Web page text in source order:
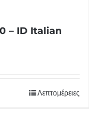
– ID Italian
Λεπτομέρειες